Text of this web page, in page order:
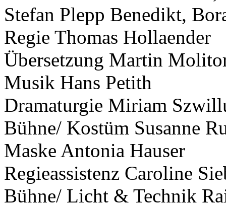
Stefan Plepp Benedikt,
Regie Thomas Hollaender
Übersetzung Martin
Musik Hans Petith
Dramaturgie Miriam
Bühne/ Kostüm Susanne
Maske Antonia Hauser
Regieassistenz Caroline
Bühne/ Licht & Technik